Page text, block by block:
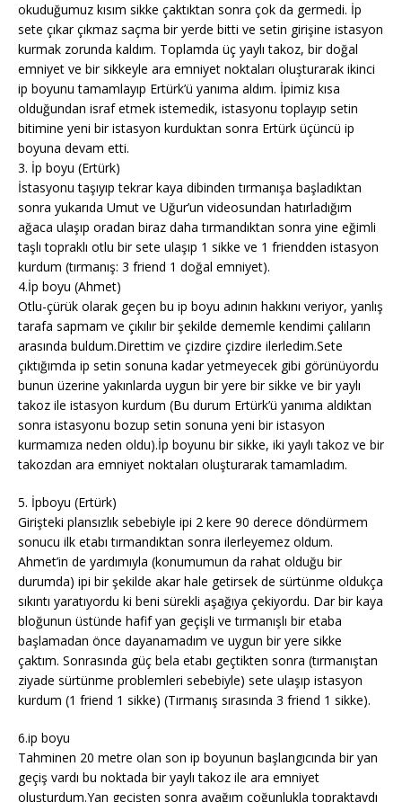
okuduğumuz kısım sikke çaktıktan sonra çok da germedi. İp
sete çıkar çıkmaz saçma bir yerde bitti ve setin girişine istasyon
kurmak zorunda kaldım. Toplamda üç yaylı takoz, bir doğal
emniyet ve bir sikkeyle ara emniyet noktaları oluşturarak ikinci
ip boyunu tamamlayıp Ertürk’ü yanıma aldım. İpimiz kısa
olduğundan israf etmek istemedik, istasyonu toplayıp setin
bitimine yeni bir istasyon kurduktan sonra Ertürk üçüncü ip
boyuna devam etti.
3. İp boyu (Ertürk)
İstasyonu taşıyıp tekrar kaya dibinden tırmanışa başladıktan
sonra yukarıda Umut ve Uğur’un videosundan hatırladığım
ağaca ulaşıp oradan biraz daha tırmandıktan sonra yine eğimli
taşlı topraklı otlu bir sete ulaşıp 1 sikke ve 1 friendden istasyon
kurdum (tırmanış: 3 friend 1 doğal emniyet).
4.İp boyu (Ahmet)
Otlu-çürük olarak geçen bu ip boyu adının hakkını veriyor, yanlış
tarafa sapmam ve çıkılır bir şekilde dememle kendimi çalıların
arasında buldum.Direttim ve çizdire çizdire ilerledim.Sete
çıktığımda ip setin sonuna kadar yetmeyecek gibi görünüyordu
bunun üzerine yakınlarda uygun bir yere bir sikke ve bir yaylı
takoz ile istasyon kurdum (Bu durum Ertürk’ü yanıma aldıktan
sonra istasyonu bozup setin sonuna yeni bir istasyon
kurmamıza neden oldu).İp boyunu bir sikke, iki yaylı takoz ve bir
takozdan ara emniyet noktaları oluşturarak tamamladım.
5. İpboyu (Ertürk)
Girişteki plansızlık sebebiyle ipi 2 kere 90 derece döndürmem
sonucu ilk etabı tırmandıktan sonra ilerleyemez oldum.
Ahmet’in de yardımıyla (konumumun da rahat olduğu bir
durumda) ipi bir şekilde akar hale getirsek de sürtünme oldukça
sıkıntı yaratıyordu ki beni sürekli aşağıya çekiyordu. Dar bir kaya
bloğunun üstünde hafif yan geçişli ve tırmanışlı bir etaba
başlamadan önce dayanamadım ve uygun bir yere sikke
çaktım. Sonrasında güç bela etabı geçtikten sonra (tırmanıştan
ziyade sürtünme problemleri sebebiyle) sete ulaşıp istasyon
kurdum (1 friend 1 sikke) (Tırmanış sırasında 3 friend 1 sikke).
6.ip boyu
Tahminen 20 metre olan son ip boyunun başlangıcında bir yan
geçiş vardı bu noktada bir yaylı takoz ile ara emniyet
oluşturdum.Yan geçişten sonra ayağım çoğunlukla topraktaydı